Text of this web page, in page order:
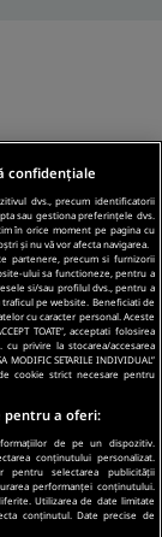
confidențiale
dvs., precum identificatorii
sau gestiona preferințele dvs.
în orice moment pe pagina cu
și nu vă vor afecta navigarea.
partenere, precum si furnizorii
ului sa functioneze, pentru a
si/sau profilul dvs., pentru a
pe website. Beneficiati de
cu caracter personal. Aceste
TOATE”, acceptati folosirea
privire la stocarea/accesarea
SETARILE INDIVIDUAL”
cookie strict necesare pentru
a oferi:
de pe un dispozitiv.
conținutului personalizat.
pentru selectarea publicității
performanței conținutului.
Utilizarea de date limitate
conținutul. Date precise de